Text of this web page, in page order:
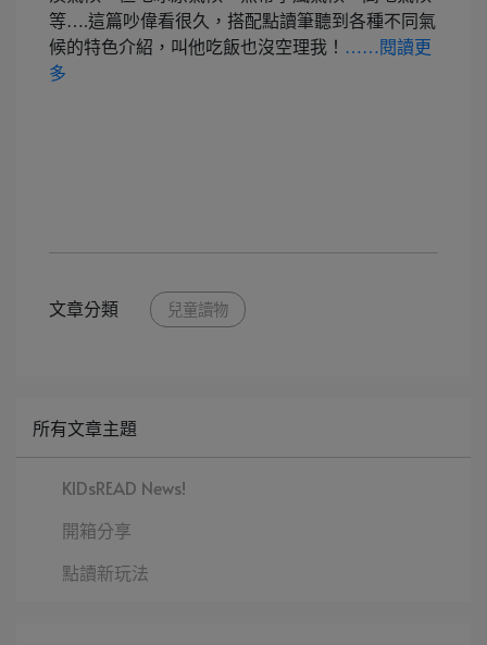
等….這篇吵偉看很久，搭配點讀筆聽到各種不同氣
候的特色介紹，叫他吃飯也沒空理我！ ……閱讀更
多
文章分類 兒童讀物
所有文章主題
KIDsREAD News!
開箱分享
點讀新玩法